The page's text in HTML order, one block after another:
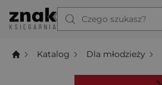
Czego szukasz?
Katalog Dla młodzieży